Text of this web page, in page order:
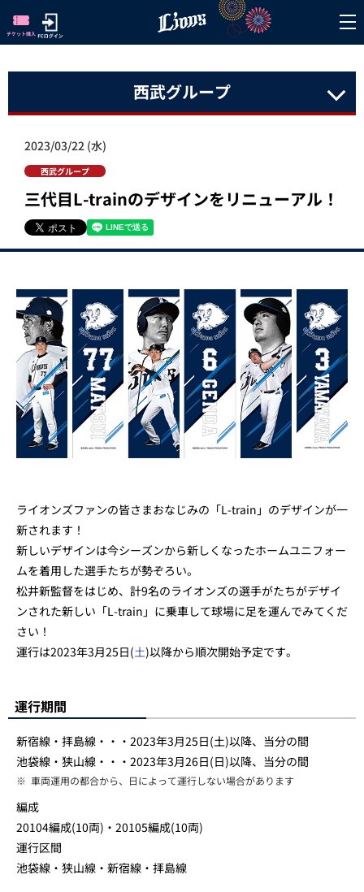
西武グループ
2023/03/22 (水)
西武グループ
三代目L-trainのデザインをリニューアル！
ライオンズファンの皆さまおなじみの「L-train」のデザインが一
新されます！
新しいデザインは今シーズンから新しくなったホームユニフォー
ムを着用した選手たちが勢ぞろい。
松井新監督をはじめ、計9名のライオンズの選手がたちがデザイ
ンされた新しい「L-train」に乗車して球場に足を運んでみてくだ
さい！
運行は2023年3月25日(土)以降から順次開始予定です。
運行期間
新宿線・拝島線・・・2023年3月25日(土)以降、当分の間
池袋線・狭山線・・・2023年3月26日(日)以降、当分の間
※ 車両運用の都合から、日によって運行しない場合があります
編成
20104編成(10両)・20105編成(10両)
運行区間
池袋線・狭山線・新宿線・拝島線